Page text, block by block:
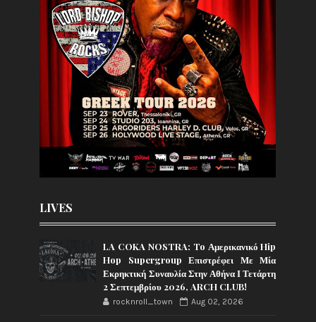
LIVES
LA COKA NOSTRA: To Αμερικανικό Hip
Hop Supergroup Επιστρέφει Με Μία
Εκρηκτική Συναυλία Στην Αθήνα Ι Τετάρτη
2 Σεπτεμβρίου 2026, ARCH CLUB!
rocknroll_town Aug 02, 2026